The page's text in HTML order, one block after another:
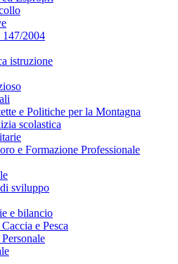
147/2004
istruzione
e Politiche per la Montagna
scolastica
e Formazione Professionale
sviluppo
e bilancio
e Pesca